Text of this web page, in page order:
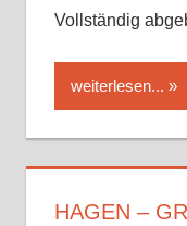
Vollständig
weiterlesen...
HAGEN –